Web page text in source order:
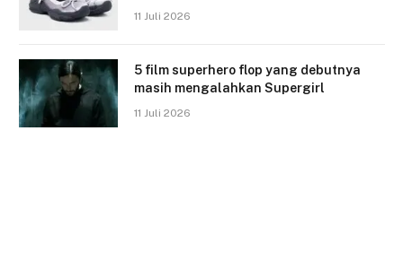
11 Juli 2026
5 film superhero flop yang debutnya
masih mengalahkan Supergirl
11 Juli 2026